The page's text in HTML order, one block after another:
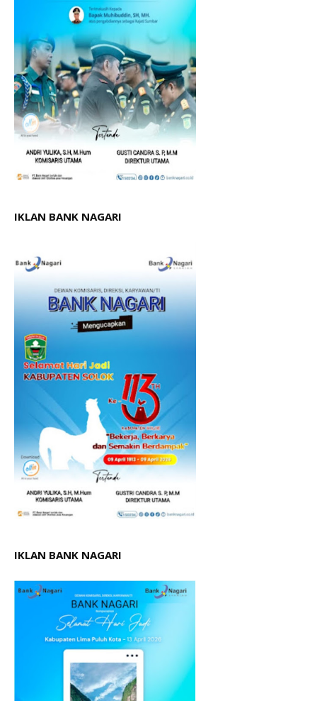
IKLAN BANK NAGARI
IKLAN BANK NAGARI